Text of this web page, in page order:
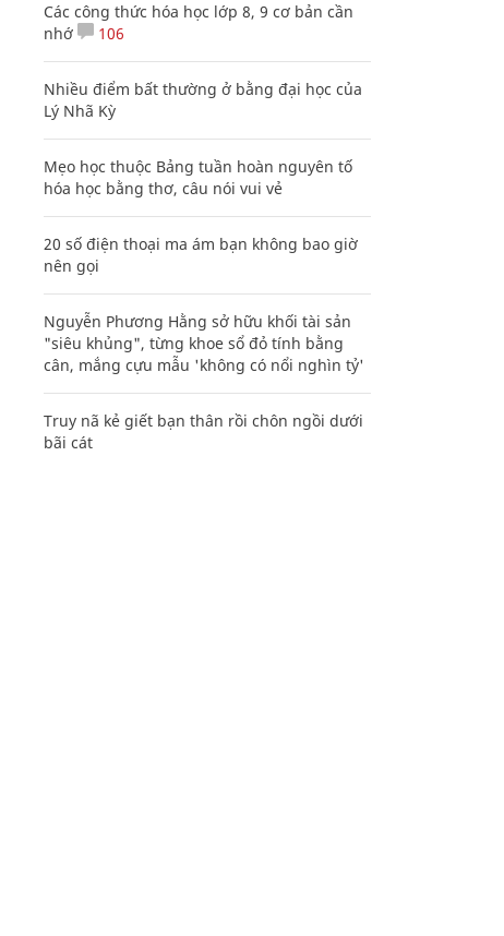
Các công thức hóa học lớp 8, 9 cơ bản cần
nhớ
106
Nhiều điểm bất thường ở bằng đại học của
Lý Nhã Kỳ
Mẹo học thuộc Bảng tuần hoàn nguyên tố
hóa học bằng thơ, câu nói vui vẻ
20 số điện thoại ma ám bạn không bao giờ
nên gọi
Nguyễn Phương Hằng sở hữu khối tài sản
"siêu khủng", từng khoe sổ đỏ tính bằng
cân, mắng cựu mẫu 'không có nổi nghìn tỷ'
Truy nã kẻ giết bạn thân rồi chôn ngồi dưới
bãi cát